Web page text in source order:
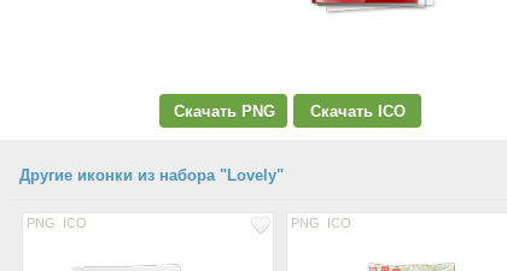
Скачать PNG Скачать ICO
Другие иконки из набора "Lovely"
PNG ICO PNG ICO